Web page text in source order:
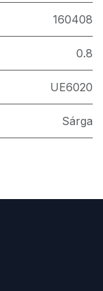
160408
0.8
UE6020
Sárga